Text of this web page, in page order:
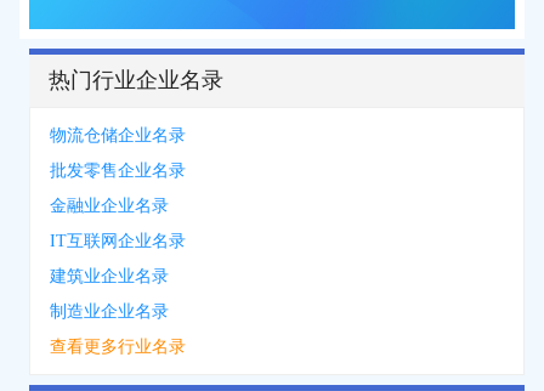
热门行业企业名录
物流仓储企业名录
批发零售企业名录
金融业企业名录
IT互联网企业名录
建筑业企业名录
制造业企业名录
查看更多行业名录